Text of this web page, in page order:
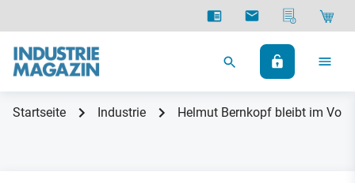
Startseite Industrie Helmut Bernkopf bleibt im